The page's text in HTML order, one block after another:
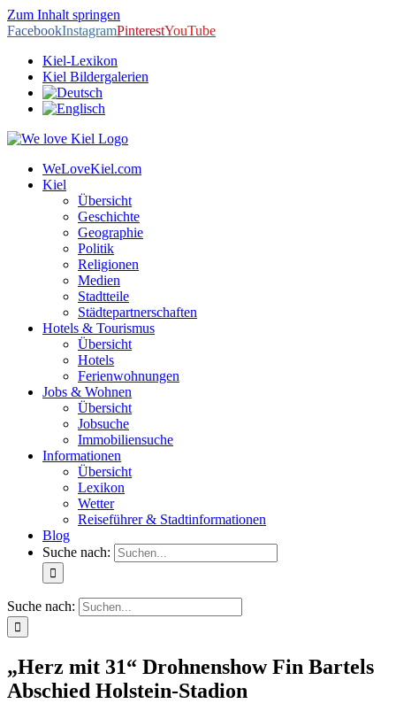
Zum Inhalt springen
FacebookInstagramPinterestYouTube
Kiel-Lexikon
Kiel Bildergalerien
WeLoveKiel.com
Kiel
Übersicht
Geschichte
Geographie
Politik
Religionen
Medien
Stadtteile
Städtepartnerschaften
Hotels & Tourismus
Übersicht
Hotels
Ferienwohnungen
Jobs & Wohnen
Übersicht
Jobsuche
Immobiliensuche
Informationen
Übersicht
Lexikon
Wetter
Reiseführer & Stadtinformationen
Blog
Suche nach:
Suche nach:
„Herz mit 31“ Drohnenshow Fin Bartels
Abschied Holstein-Stadion